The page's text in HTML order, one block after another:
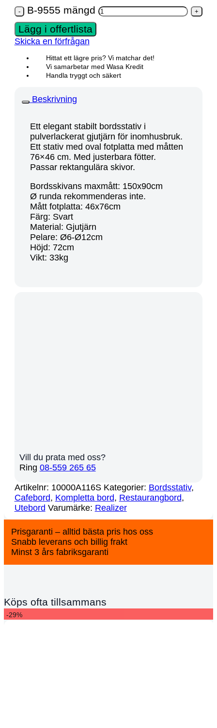
B-9555 mängd
Lägg i offertlista
Skicka en förfrågan
Hittat ett lägre pris? Vi matchar det!
Vi samarbetar med Wasa Kredit
Handla tryggt och säkert
Beskrivning
Ett elegant stabilt bordsstativ i
pulverlackerat gjutjärn för inomhusbruk.
Ett stativ med oval fotplatta med måtten
76×46 cm. Med justerbara fötter.
Passar rektangulära skivor.
Bordsskivans maxmått: 150x90cm
Ø runda rekommenderas inte.
Mått fotplatta: 46x76cm
Färg: Svart
Material: Gjutjärn
Pelare: Ø6-Ø12cm
Höjd: 72cm
Vikt: 33kg
Vill du prata med oss?
Ring 08-559 265 65
Artikelnr: 10000A116S Kategorier: Bordsstativ,
Cafebord, Kompletta bord, Restaurangbord,
Utebord Varumärke: Realizer
Prisgaranti – alltid bästa pris hos oss
Snabb leverans och billig frakt
Minst 3 års fabriksgaranti
Köps ofta tillsammans
-29%